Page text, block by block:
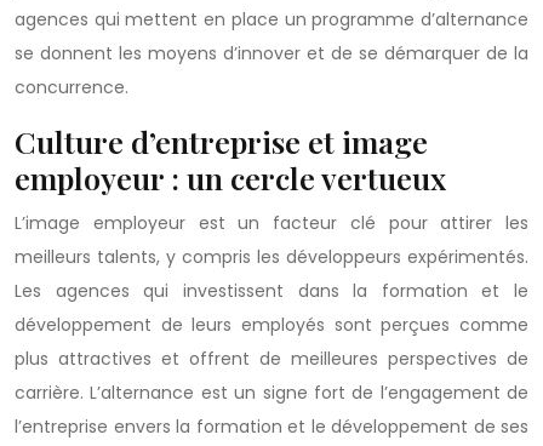
agences qui mettent en place un programme d’alternance
se donnent les moyens d’innover et de se démarquer de la
concurrence.
Culture d’entreprise et image
employeur : un cercle vertueux
L’image employeur est un facteur clé pour attirer les
meilleurs talents, y compris les développeurs expérimentés.
Les agences qui investissent dans la formation et le
développement de leurs employés sont perçues comme
plus attractives et offrent de meilleures perspectives de
carrière. L’alternance est un signe fort de l’engagement de
l’entreprise envers la formation et le développement de ses